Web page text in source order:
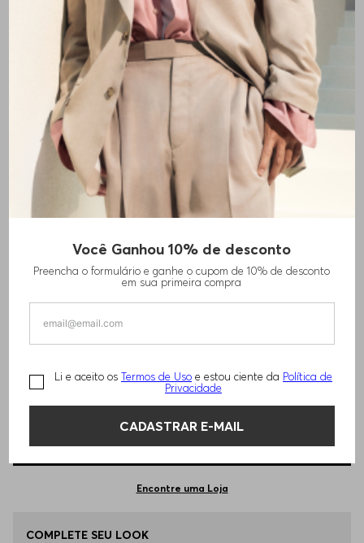
Você Ganhou 10% de desconto
Preencha o formulário e ganhe o cupom de 10% de desconto
em sua primeira compra
Li e aceito os Termos de Uso e estou ciente da Política de
Privacidade
CADASTRAR E-MAIL
POLO BOSS X MATTEO BERRETTINI SLIM
COM PROTEÇÃO UV
TAMANHO - Informações do Tamanho
Qual o seu Tamanho? Tabela de Tamanhos
EP - XS
ADICIONAR AO CARRINHO
Encontre uma Loja
COMPLETE SEU LOOK